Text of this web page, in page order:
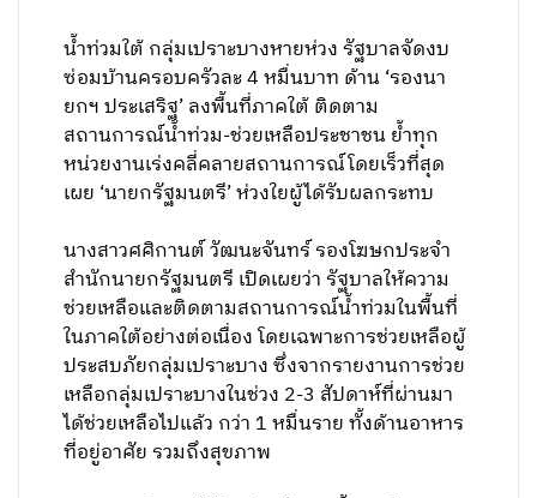
น้ำท่วมใต้ กลุ่มเปราะบางหายห่วง รัฐบาลจัดงบ
ซ่อมบ้านครอบครัวละ 4 หมื่นบาท ด้าน ‘รองนา
ยกฯ ประเสริฐ’ ลงพื้นที่ภาคใต้ ติดตาม
สถานการณ์น้ำท่วม-ช่วยเหลือประชาชน ย้ำทุก
หน่วยงานเร่งคลี่คลายสถานการณ์โดยเร็วที่สุด
เผย ‘นายกรัฐมนตรี’ ห่วงใยผู้ได้รับผลกระทบ
นางสาวศศิกานต์ วัฒนะจันทร์ รองโฆษกประจำ
สำนักนายกรัฐมนตรี เปิดเผยว่า รัฐบาลให้ความ
ช่วยเหลือและติดตามสถานการณ์น้ำท่วมในพื้นที่
ในภาคใต้อย่างต่อเนื่อง โดยเฉพาะการช่วยเหลือผู้
ประสบภัยกลุ่มเปราะบาง ซึ่งจากรายงานการช่วย
เหลือกลุ่มเปราะบางในช่วง 2-3 สัปดาห์ที่ผ่านมา
ได้ช่วยเหลือไปแล้ว กว่า 1 หมื่นราย ทั้งด้านอาหาร
ที่อยู่อาศัย รวมถึงสุขภาพ